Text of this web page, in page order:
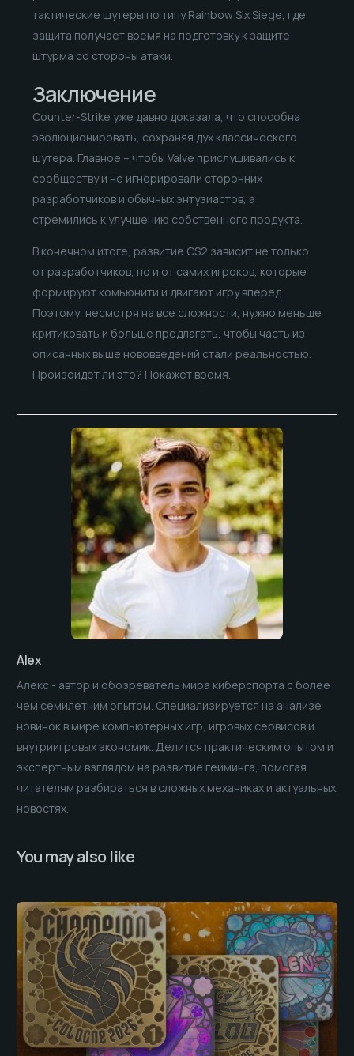
тактические шутеры по типу Rainbow Six Siege, где
защита получает время на подготовку к защите
штурма со стороны атаки.
Заключение
Counter-Strike уже давно доказала, что способна
эволюционировать, сохраняя дух классического
шутера. Главное – чтобы Valve прислушивались к
сообществу и не игнорировали сторонних
разработчиков и обычных энтузиастов, а
стремились к улучшению собственного продукта.
В конечном итоге, развитие CS2 зависит не только
от разработчиков, но и от самих игроков, которые
формируют комьюнити и двигают игру вперед.
Поэтому, несмотря на все сложности, нужно меньше
критиковать и больше предлагать, чтобы часть из
описанных выше нововведений стали реальностью.
Произойдет ли это? Покажет время.
Alex
Алекс - автор и обозреватель мира киберспорта с более
чем семилетним опытом. Специализируется на анализе
новинок в мире компьютерных игр, игровых сервисов и
внутриигровых экономик. Делится практическим опытом и
экспертным взглядом на развитие гейминга, помогая
читателям разбираться в сложных механиках и актуальных
новостях.
You may also like